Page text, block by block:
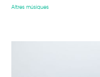
Altres músiques